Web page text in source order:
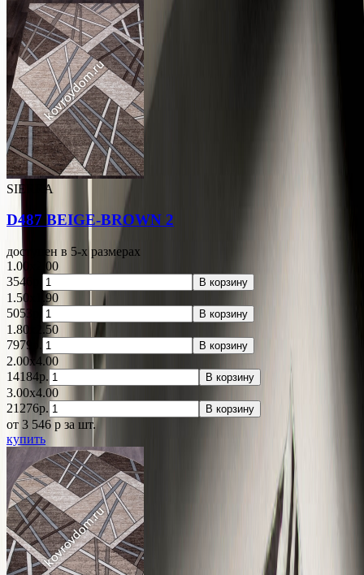
SIERRA
D487 BEIGE-BROWN 2
доступен в 5-x размерах
1.00x2.00
3546р.
В корзину
1.50x1.90
5053р.
В корзину
1.80x2.50
7979р.
В корзину
2.00x4.00
14184р.
В корзину
3.00x4.00
21276р.
В корзину
от 3 546 p за шт.
купить